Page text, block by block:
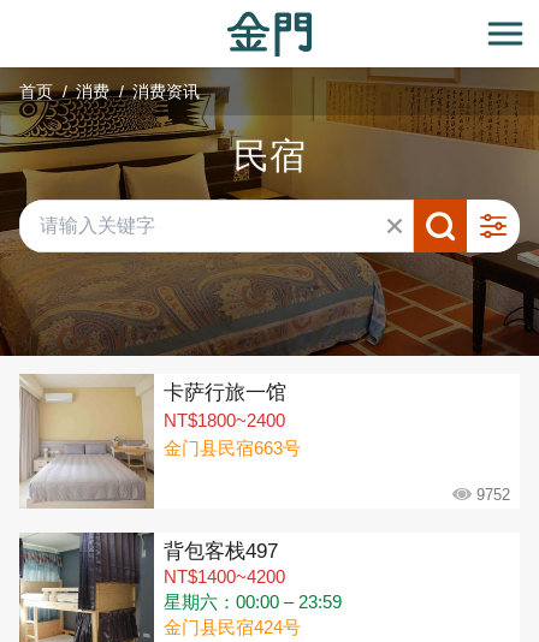
主
要
内
容
开
首页 消费 消费资讯
民宿
共有 292 间店家
卡萨行旅一馆
NT$1800~2400
金门县民宿663号
9752
背包客栈497
NT$1400~4200
星期六：00:00 – 23:59
金门县民宿424号